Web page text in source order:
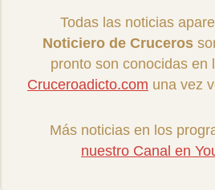
Todas las noticias
Noticiero de Cruceros
pronto son conocidas en
Cruceroadicto.com una vez
Más noticias en los
nuestro Canal en